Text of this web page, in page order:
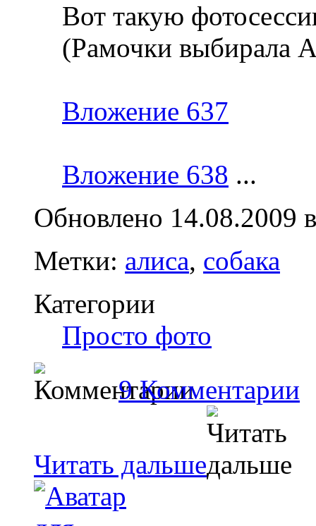
Вот такую
(Рамочки выбирала
Вложение 637
Вложение 638 ...
Обновлено 14.08.2009
Метки: алиса, собака
Категории
Просто фото
9 Комментарии
Читать дальше